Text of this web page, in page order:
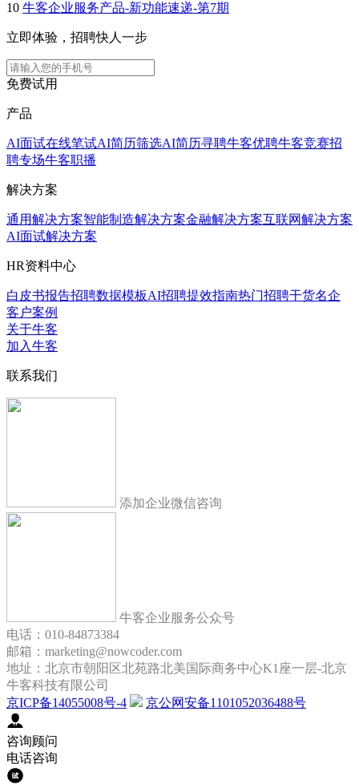
10 牛客企业服务产品-新功能速递-第7期
立即体验，招聘快人一步
免费试用
产品
AI面试在线笔试AI简历筛选AI简历寻聘牛客优聘牛客竞赛招
聘专场牛客职播
解决方案
通用解决方案智能制造解决方案金融解决方案互联网解决方案
AI面试解决方案
HR资料中心
白皮书报告招聘数据模板AI招聘提效指南热门招聘干货名企
客户案例
关于牛客
加入牛客
联系我们
添加企业微信咨询
牛客企业服务公众号
电话：010-84873384
邮箱：marketing@nowcoder.com
地址：北京市朝阳区北苑路北美国际商务中心K1座一层-北京
牛客科技有限公司
京ICP备14055008号-4
京公网安备1101052036488号
咨询顾问
电话咨询